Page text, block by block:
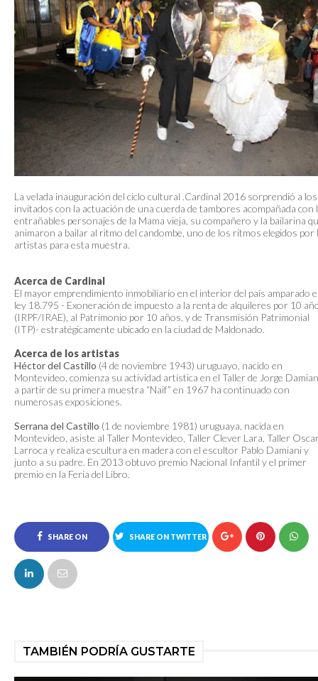
La velada inauguración del ciclo cultural .Cardinal 2016 sorprendió a los
invitados con la actuación de una cuerda de tambores acompañada con
entrañables personajes de la Mama vieja, su compañero y la bailarina
animaron a bailar al ritmo del candombe, uno de los ritmos elegidos por
artistas para esta muestra.
Acerca de Cardinal
El mayor emprendimiento inmobiliario en el interior del país amparado
ley 18.795 - Exoneración de impuesto a la renta de alquileres por 10
(IRPF/IRAE), al Patrimonio por 10 años, y de Transmisión Patrimonial
(ITP)- estratégicamente ubicado en la ciudad de Maldonado.
Acerca de los artistas
Héctor del Castillo (4 de noviembre 1943) uruguayo, nacido en
Montevideo, comienza su actividad artística en el Taller de Jorge
a partir de su primera muestra “Naif” en 1967 ha continuado con
numerosas exposiciones.
Serrana del Castillo (1 de noviembre 1981) uruguaya, nacida en
Montevideo, asiste al Taller Montevideo, Taller Clever Lara, Taller
Larroca y realiza escultura en madera con el escultor Pablo Damiani y
junto a su padre. En 2013 obtuvo premio Nacional Infantil y el primer
premio en la Feria del Libro.
SHARE ON
FACEBOOK
SHARE ON TWITTER
TAMBIÉN PODRÍA GUSTARTE